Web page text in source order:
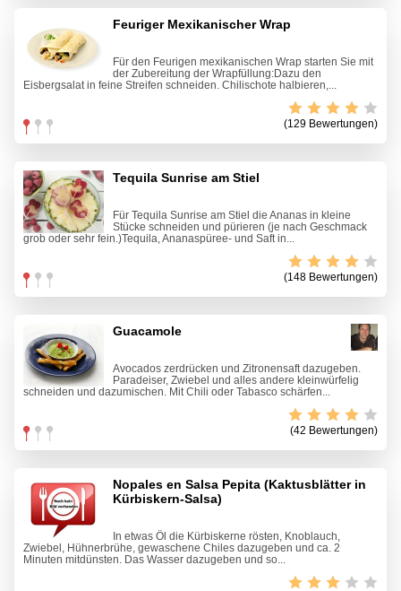
Feuriger Mexikanischer Wrap
Für den Feurigen mexikanischen Wrap starten Sie mit
der Zubereitung der Wrapfüllung:Dazu den
Eisbergsalat in feine Streifen schneiden. Chilischote halbieren,...
(129 Bewertungen)
Tequila Sunrise am Stiel
Für Tequila Sunrise am Stiel die Ananas in kleine
Stücke schneiden und pürieren (je nach Geschmack
grob oder sehr fein.)Tequila, Ananaspüree- und Saft in...
(148 Bewertungen)
Guacamole
Avocados zerdrücken und Zitronensaft dazugeben.
Paradeiser, Zwiebel und alles andere kleinwürfelig
schneiden und dazumischen. Mit Chili oder Tabasco schärfen...
(42 Bewertungen)
Nopales en Salsa Pepita (Kaktusblätter in
Kürbiskern-Salsa)
In etwas Öl die Kürbiskerne rösten, Knoblauch,
Zwiebel, Hühnerbrühe, gewaschene Chiles dazugeben und ca. 2
Minuten mitdünsten. Das Wasser dazugeben und so...